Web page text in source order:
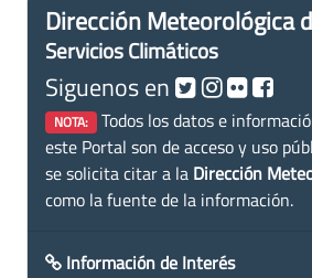
Dirección Meteorológica
Servicios Climáticos
Siguenos en
NOTA: Todos los datos e
este Portal son de acceso y uso
se solicita citar a la Dirección
como la fuente de la información.
Información de Interés